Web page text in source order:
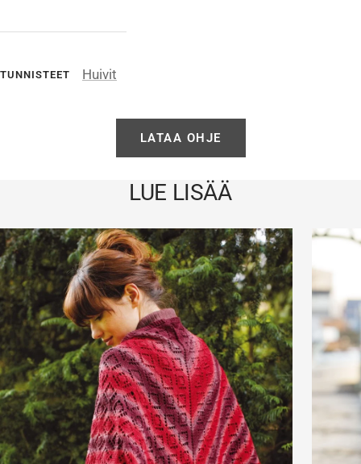
TUNNISTEET Huivit
LATAA OHJE
LUE LISÄÄ